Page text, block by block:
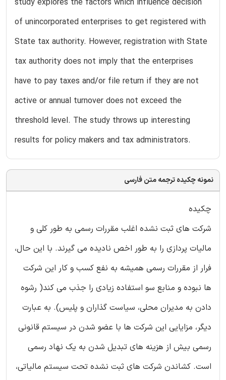
study explores the factors which influence decision
of unincorporated enterprises to get registered with
State tax authority. However, registration with State
tax authority does not imply that the enterprises
have to pay taxes and/or file return if they are not
active or annual turnover does not exceed the
threshold level. The study throws up interesting
results for policy makers and tax administrators.
نمونه چکیده ترجمه متن فارسی
چکیده
شرکت های ثبت نشده اغلب مقررات رسمی به طور کلی و
مالیات پردازی را به طور اخص نادیده می گیرند. با این حال،
فرار از مقررات رسمی همیشه به نفع کسب و کار این شرکت
ها نبوده و منابع سو استفاده زیادی را جذب می کند( رشوه
دادن به مدیران محلی، سیاست گذاران و پلیس). به عبارت
دیگر، مزایایی این شرکت ها با عضو شدن در سیستم قانونی
رسمی بیش از هزینه های تبدیل شدن به یک نهاد رسمی
است. کشاندن شرکت های ثبت نشده تحت سیستم مالیاتی،